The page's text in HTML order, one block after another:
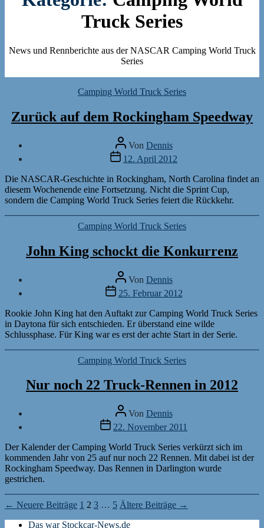
Truck Series
News und Rennberichte aus der NASCAR Camping World Truck
Series
Kategorien
Camping World Truck Series
Zurück auf dem Rockingham Speedway
Beitragsautor
Von Dennis
Veröffentlichungsdatum
12. April 2012
Die NASCAR-Geschichte in Rockingham, North Carolina findet an
diesem Wochenende eine Fortsetzung. Nicht die Sprint Cup,
sondern die Camping World Truck Series feiert die Rückkehr.
Kategorien
Camping World Truck Series
John King schockt die Konkurrenz
Beitragsautor
Von Dennis
Veröffentlichungsdatum
25. Februar 2012
Rookie John King hat den Auftakt zur Camping World Truck Series
in Daytona für sich entschieden. Er überstand eine wilde
Schlussphase. Für King war es erst der achte Start in der Serie.
Kategorien
Camping World Truck Series
Nur noch 22 Truck-Rennen in 2012
Beitragsautor
Von Dennis
Veröffentlichungsdatum
22. November 2011
Der Kalender der Camping World Truck Series verkürzt sich im
kommenden Jahr von 25 auf nur noch 22 Rennen. Mit dabei ist der
Rockingham Speedway. Das Rennen in Darlington wurde
gestrichen.
Seitennummerierung
der
← Neuere Beiträge 1 2 3 … 5 Ältere Beiträge →
Das war Stockcar-News.de